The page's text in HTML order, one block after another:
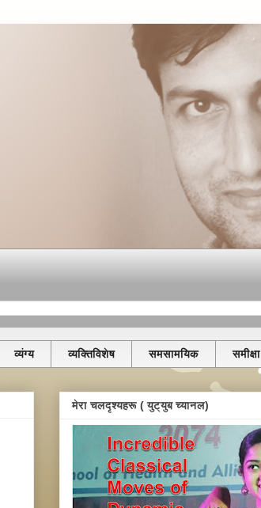
व्यंग्य व्यक्तिविशेष समसामयिक समीक्षा
मेरा चलदृश्यहरू ( युट्युब च्यानल)